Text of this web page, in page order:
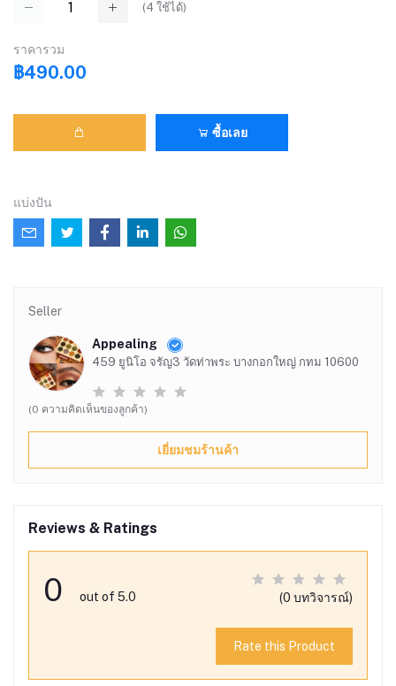
(4 ใช้ได้)
ราคารวม
฿490.00
ซื้อเลย
แบ่งปัน
Seller
Appealing
459 ยูนิโอ จรัญ3 วัดท่าพระ บางกอกใหญ่ กทม 10600
(0 ความคิดเห็นของลูกค้า)
เยี่ยมชมร้านค้า
Reviews & Ratings
0 out of 5.0 (0 บทวิจารณ์)
Rate this Product